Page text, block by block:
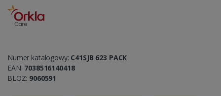
Numer katalogowy: C41SJB 623 PACK
EAN: 7038516140418
BLOZ: 9060591